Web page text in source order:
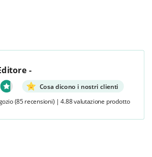
-
Cosa dicono i nostri clienti
(85 recensioni) | 4.88 valutazione prodotto